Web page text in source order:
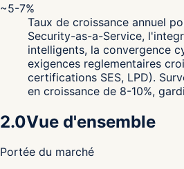
~5-7%
Taux de croissance annuel
Security-as-a-Service,
intelligents, la convergence
exigences reglementaires
certifications SES, LPD).
en croissance de 8-10%,
2.0Vue d'ensemble
Portée du marché